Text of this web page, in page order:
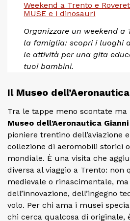
Weekend a Trento e
MUSE e i dinosauri
Organizzare un weekend a
la famiglia: scopri i luoghi
le attività per una gita
tuoi bambini.
Il Museo
Tra le tappe meno scontate ma
Museo dell’Aeronautica
pioniere trentino dell’aviazione
collezione di aeromobili storici
mondiale. È una visita che
diversa al viaggio a Trento: non
medievale o rinascimentale,
dell’innovazione, dell’ingegno
volo. Per chi ama i musei
chi cerca qualcosa di originale,